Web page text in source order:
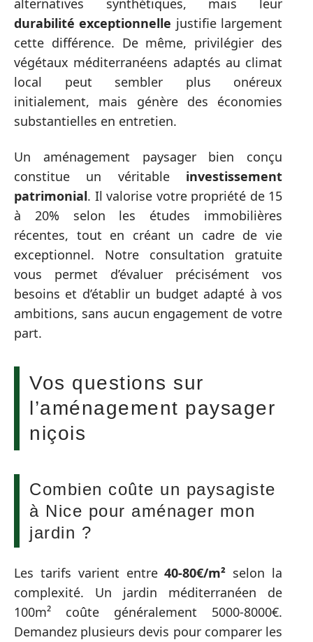
alternatives synthétiques, mais leur
durabilité exceptionnelle justifie largement
cette différence. De même, privilégier des
végétaux méditerranéens adaptés au climat
local peut sembler plus onéreux
initialement, mais génère des économies
substantielles en entretien.
Un aménagement paysager bien conçu
constitue un véritable investissement
patrimonial. Il valorise votre propriété de 15
à 20% selon les études immobilières
récentes, tout en créant un cadre de vie
exceptionnel. Notre consultation gratuite
vous permet d’évaluer précisément vos
besoins et d’établir un budget adapté à vos
ambitions, sans aucun engagement de votre
part.
Vos questions sur
l’aménagement paysager
niçois
Combien coûte un paysagiste
à Nice pour aménager mon
jardin ?
Les tarifs varient entre40-80€/m² selon la
complexité. Un jardin méditerranéen de
100m² coûte généralement 5000-8000€.
Demandez plusieurs devis pour comparer les